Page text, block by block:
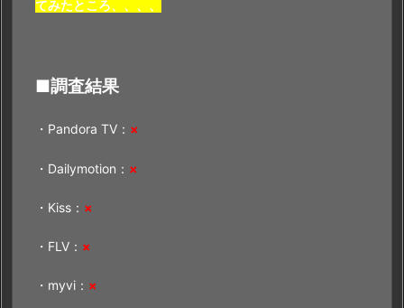
てみたところ、、、、
■調査結果
・Pandora TV： ×
・Dailymotion： ×
・Kiss： ×
・FLV： ×
・myvi： ×